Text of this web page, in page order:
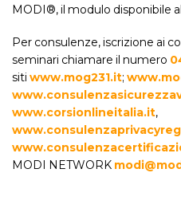
MODI®, il modulo disponibile
Per consulenze, iscrizione ai
seminari chiamare il numero
siti www.mog231.it;
www.corsionlineitalia.it,
MODI NETWORK